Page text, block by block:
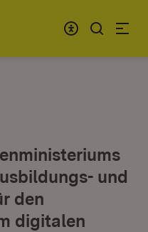
und
den
digitalen